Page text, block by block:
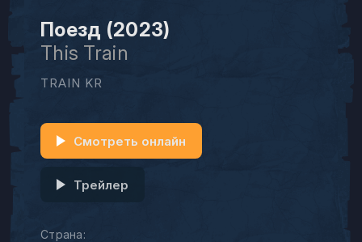
Поезд (2023)
This Train
TRAIN KR
Страна:
Смотреть онлайн
Трейлер